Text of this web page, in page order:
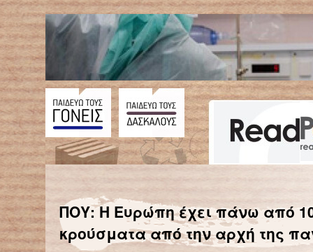
Τεστ που θα εντοπίζει τον κορονοϊό από την… ανάσα: Επιστήμονες έχουν ριχτεί στη μάχη της έρευνας
ΠΟΥ: Η Ευρώπη έχει πάνω από
κρούσματα από την αρχή της